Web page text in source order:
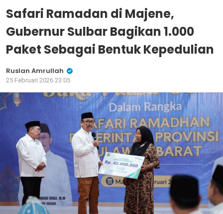
Safari Ramadan di Majene,
Gubernur Sulbar Bagikan 1.000
Paket Sebagai Bentuk Kepedulian
Ruslan Amrullah
25 Februari 2026 23:05